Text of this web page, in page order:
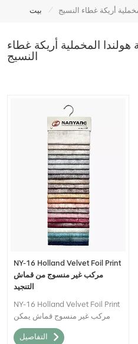
بيت /
هولندا المخملية أريكة غطاء
النسيج
NY-16 Holland Velvet Foil Print
مركب غير منسوج من قماش
التنجيد
NY-16 Holland Velvet Foil Print
مركب غير منسوج قماش يمكن
وصفه بأنه مادة نسيجية عالية
الجودة تجمع بين المظهر الفاخر
التفاصيل